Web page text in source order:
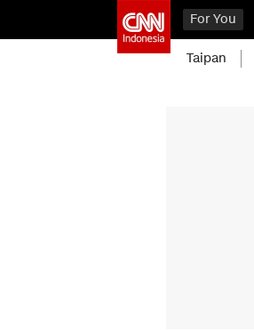
For You
Taipan